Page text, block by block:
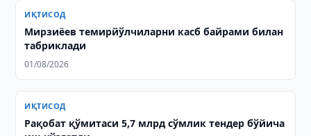
ИҚТИСОД
Мирзиёев темирйўлчиларни касб байрами билан
табриклади
01/08/2026
ИҚТИСОД
Рақобат қўмитаси 5,7 млрд сўмлик тендер бўйича